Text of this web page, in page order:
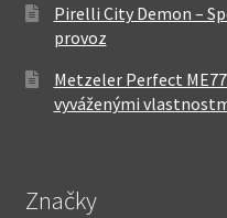
Pirelli City Demon –
provoz
Metzeler Perfect
vyváženými
Značky